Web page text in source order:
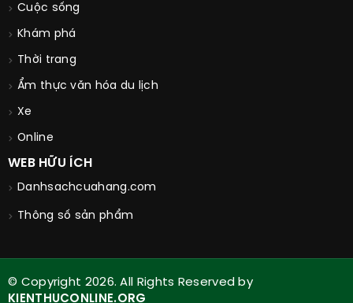
Cuộc sống
Khám phá
Thời trang
Ẩm thực văn hóa du lịch
Xe
Online
WEB HỮU ÍCH
Danhsachcuahang.com
Thông số sản phẩm
© Copyright 2026. All Rights Reserved by
KIENTHUCONLINE.ORG